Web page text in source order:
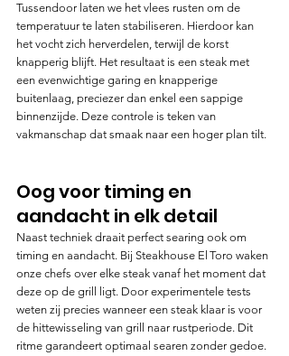
Tussendoor laten we het vlees rusten om de
temperatuur te laten stabiliseren. Hierdoor kan
het vocht zich herverdelen, terwijl de korst
knapperig blijft. Het resultaat is een steak met
een evenwichtige garing en knapperige
buitenlaag, preciezer dan enkel een sappige
binnenzijde. Deze controle is teken van
vakmanschap dat smaak naar een hoger plan tilt.
Oog voor timing en
aandacht in elk detail
Naast techniek draait perfect searing ook om
timing en aandacht. Bij Steakhouse El Toro waken
onze chefs over elke steak vanaf het moment dat
deze op de grill ligt. Door experimentele tests
weten zij precies wanneer een steak klaar is voor
de hittewisseling van grill naar rustperiode. Dit
ritme garandeert optimaal searen zonder gedoe.